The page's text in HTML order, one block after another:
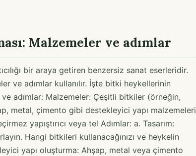
Malzemeler ve adımlar
bir araya getiren benzersiz sanat eserleridir.
ve adımlar kullanılır. İşte bitki heykellerinin
adımlar: Malzemeler: Çeşitli bitkiler (örneğin,
metal, çimento gibi destekleyici yapı malzemeleri
yapıştırıcı veya tel Adımlar: a. Tasarım:
Hangi bitkileri kullanacağınızı ve heykelin
yapı oluşturma: Ahşap, metal veya çimento